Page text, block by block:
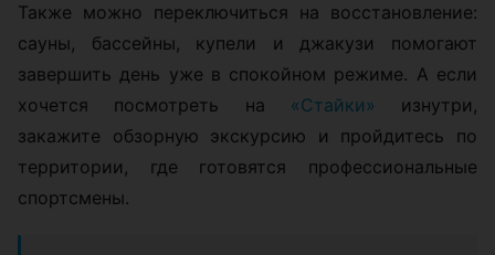
Также можно переключиться на восстановление:
сауны, бассейны, купели и джакузи помогают
завершить день уже в спокойном режиме. А если
хочется посмотреть на «Стайки» изнутри,
закажите обзорную экскурсию и пройдитесь по
территории, где готовятся профессиональные
спортсмены.